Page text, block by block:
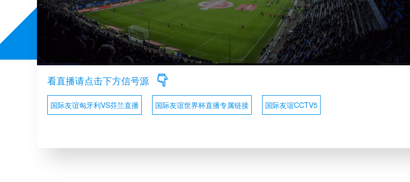
看直播请点击下方信号源
国际友谊匈牙利VS芬兰直播 国际友谊世界杯直播专属链接 国际友谊CCTV5